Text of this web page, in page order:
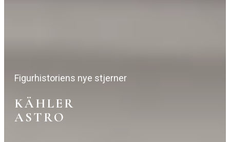
Figurhistoriens nye stjerner
KÄHLER
ASTRO